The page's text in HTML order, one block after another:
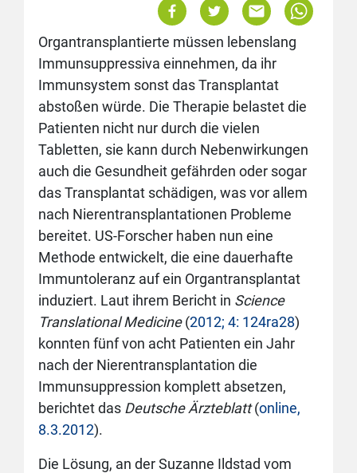
Organtransplantierte müssen lebenslang
Immunsuppressiva einnehmen, da ihr
Immunsystem sonst das Transplantat
abstoßen würde. Die Therapie belastet die
Patienten nicht nur durch die vielen
Tabletten, sie kann durch Nebenwirkungen
auch die Gesundheit gefährden oder sogar
das Transplantat schädigen, was vor allem
nach Nierentransplantationen Probleme
bereitet. US-Forscher haben nun eine
Methode entwickelt, die eine dauerhafte
Immuntoleranz auf ein Organtransplantat
induziert. Laut ihrem Bericht in Science
Translational Medicine(2012; 4: 124ra28)
konnten fünf von acht Patienten ein Jahr
nach der Nierentransplantation die
Immunsuppression komplett absetzen,
berichtet das Deutsche Ärzteblatt(online,
8.3.2012).
Die Lösung, an der Suzanne Ildstad vom